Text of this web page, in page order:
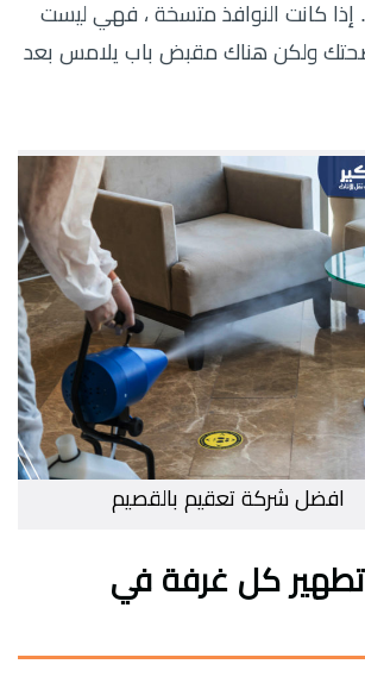
كانت النوافذ متسخة ، فهي ليست
ولكن هناك مقبض باب يلامس بعد
افضل شركة تعقيم بالقصيم
تطهير كل غرفة في